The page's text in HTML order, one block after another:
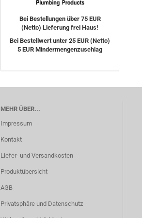
Bei Bestellungen über 75 EUR
(Netto) Lieferung frei Haus!
Bei Bestellwert unter 25 EUR (Netto)
5 EUR Mindermengenzuschlag
MEHR ÜBER...
Impressum
Kontakt
Liefer- und Versandkosten
Produktübersicht
AGB
Privatsphäre und Datenschutz